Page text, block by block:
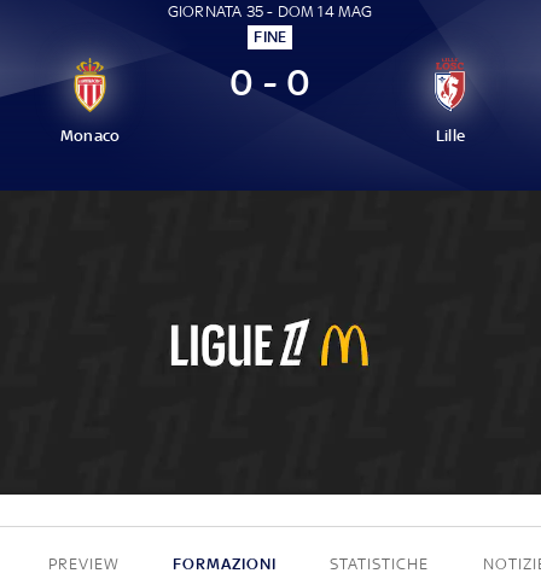
GIORNATA 35 - DOM 14 MAG
FINE
Monaco
0 - 0
Lille
0 - 0
PREVIEW FORMAZIONI STATISTICHE